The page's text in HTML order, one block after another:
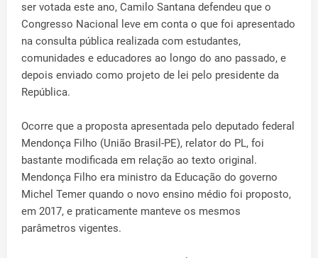
ser votada este ano, Camilo Santana defendeu que o
Congresso Nacional leve em conta o que foi apresentado
na consulta pública realizada com estudantes,
comunidades e educadores ao longo do ano passado, e
depois enviado como projeto de lei pelo presidente da
República.
Ocorre que a proposta apresentada pelo deputado federal
Mendonça Filho (União Brasil-PE), relator do PL, foi
bastante modificada em relação ao texto original.
Mendonça Filho era ministro da Educação do governo
Michel Temer quando o novo ensino médio foi proposto,
em 2017, e praticamente manteve os mesmos
parâmetros vigentes.